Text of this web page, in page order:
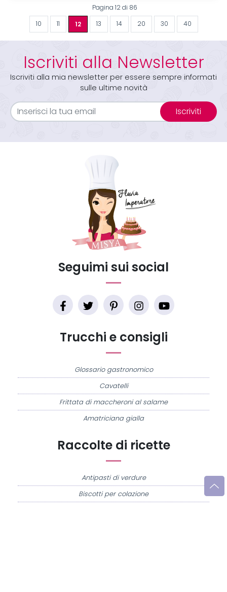
Pagina 12 di 86
10 11 12 13 14 20 30 40
Iscriviti alla Newsletter
Iscriviti alla mia newsletter per essere sempre informati
sulle ultime novità
Iscriviti
Raccolte di ricette
Antipasti di verdure
Biscotti per colazione
Trucchi e consigli
Glossario gastronomico
Cavatelli
Frittata di maccheroni al salame
Amatriciana gialla
Seguimi sui social